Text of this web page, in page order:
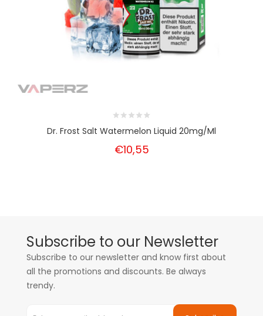
Dr. Frost Salt Watermelon Liquid 20mg/ml
€10,55
Subscribe to our Newsletter
Subscribe to our newsletter and know first about
all the promotions and discounts. Be always
trendy.